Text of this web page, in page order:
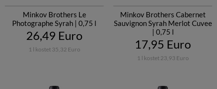
Minkov Brothers Le
Photographe Syrah | 0,75 l
26,49 Euro
1 l kostet 35,32 Euro
Minkov Brothers Cabernet
Sauvignon Syrah Merlot Cuvee
| 0,75 l
17,95 Euro
1 l kostet 23,93 Euro